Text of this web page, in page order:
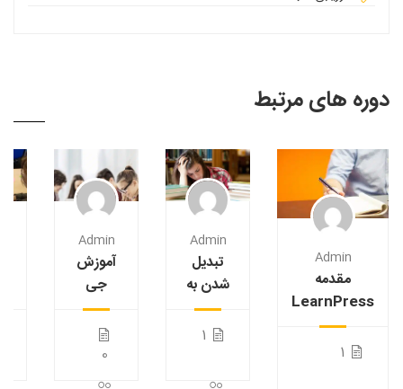
دوره های مرتبط
Admin
مقدمه
LearnPress
– افزونه LMS
1
Admin
تبدیل
شدن به
یک استاد
پی اچ پی
درآمد
1
Admin
آموزش
جی
کوئری
موبایل
برای
مبتدی ها
0